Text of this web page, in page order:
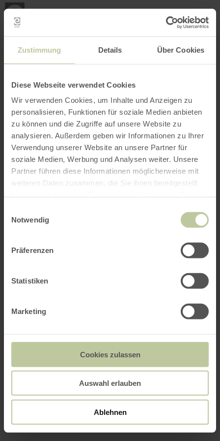
Zustimmung Details Über Cookies
Diese Webseite verwendet Cookies
Wir verwenden Cookies, um Inhalte und Anzeigen zu
personalisieren, Funktionen für soziale Medien anbieten
zu können und die Zugriffe auf unsere Website zu
analysieren. Außerdem geben wir Informationen zu Ihrer
Verwendung unserer Website an unsere Partner für
soziale Medien, Werbung und Analysen weiter. Unsere
Partner führen diese Informationen möglicherweise mit
weiteren Daten zusammen, die Sie ihnen bereitgestellt
Notwendig
Präferenzen
Statistiken
Marketing
Cookies zulassen
Auswahl erlauben
Ablehnen
INTERACTIEVE KAART
Mijn
Filter openen